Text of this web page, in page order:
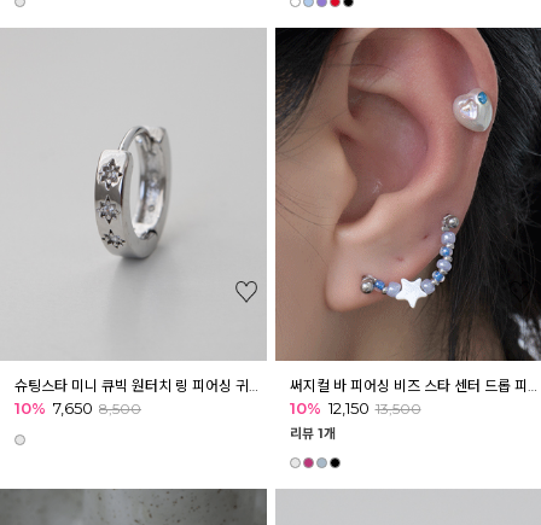
10% 7,650 8,500 10% 12,150 13,500
리뷰 1개